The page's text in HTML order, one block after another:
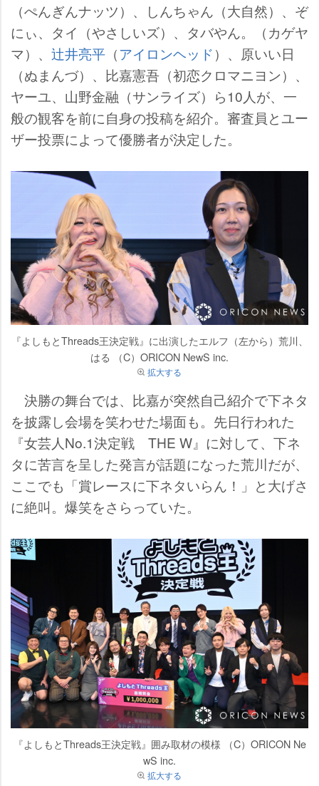
（ぺんぎんナッツ）、しんちゃん（大自然）、ぞ
にぃ、タイ（やさしいズ）、タバやん。（カゲヤ
マ）、 辻井亮平 （アイロンヘッド）、原いい日
（ぬまんづ）、比嘉憲吾（初恋クロマニヨン）、
ヤーユ、山野金融（サンライズ）ら10人が、一
般の観客を前に自身の投稿を紹介。審査員とユー
ザー投票によって優勝者が決定した。
『よしもとThreads王決定戦』に出演したエルフ（左から）荒川、
はる （C）ORICON NewS inc.
拡大する
決勝の舞台では、比嘉が突然自己紹介で下ネタ
を披露し会場を笑わせた場面も。先日行われた
『女芸人No.1決定戦 THE W』に対して、下ネ
タに苦言を呈した発言が話題になった荒川だが、
ここでも「賞レースに下ネタいらん！」と大げさ
に絶叫。爆笑をさらっていた。
『よしもとThreads王決定戦』囲み取材の模様 （C）ORICON Ne
wS inc.
拡大する